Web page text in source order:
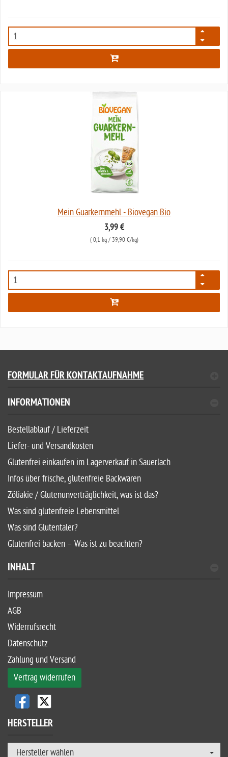
2297
Mein Guarkernmehl - Biovegan Bio
3,99 €
( 0,1 kg/ 39,90 €/kg)
7946
FORMULAR FÜR KONTAKTAUFNAHME
INFORMATIONEN
Bestellablauf / Lieferzeit
Liefer- und Versandkosten
Glutenfrei einkaufen im Lagerverkauf in Sauerlach
Infos über frische, glutenfreie Backwaren
Zöliakie / Glutenunverträglichkeit, was ist das?
Was sind glutenfreie Lebensmittel
Was sind Glutentaler?
Glutenfrei backen – Was ist zu beachten?
INHALT
Impressum
AGB
Widerrufsrecht
Datenschutz
Zahlung und Versand
Vertrag widerrufen
HERSTELLER
Hersteller wählen